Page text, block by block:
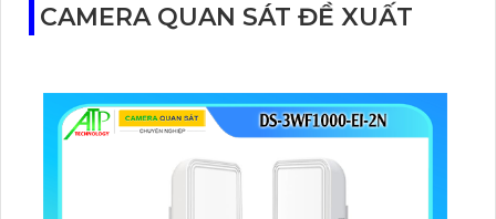
CAMERA QUAN SÁT ĐỀ XUẤT